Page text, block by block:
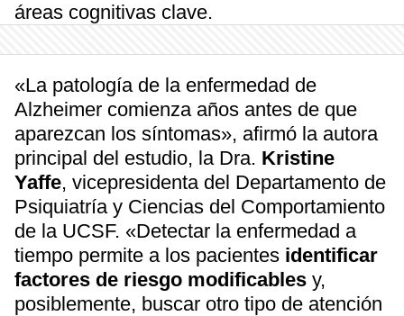
áreas cognitivas clave.
«La patología de la enfermedad de
Alzheimer comienza años antes de que
aparezcan los síntomas», afirmó la autora
principal del estudio, la Dra. Kristine
Yaffe, vicepresidenta del Departamento de
Psiquiatría y Ciencias del Comportamiento
de la UCSF. «Detectar la enfermedad a
tiempo permite a los pacientes identificar
factores de riesgo modificables y,
posiblemente, buscar otro tipo de atención